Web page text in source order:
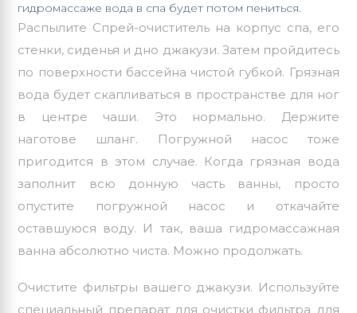
гидромассаже вода в спа будет потом пениться.
Распылите Спрей-очиститель на корпус спа, его
стенки, сиденья и дно джакузи. Затем пройдитесь
по поверхности бассейна чистой губкой. Грязная
вода будет скапливаться в пространстве для ног
в центре чаши. Это нормально. Держите
наготове шланг. Погружной насос тоже
пригодится в этом случае. Когда грязная вода
заполнит всю донную часть ванны, просто
опустите погружной насос и откачайте
оставшуюся воду. И так, ваша гидромассажная
ванна абсолютно чиста. Можно продолжать.
Очистите фильтры вашего джакузи. Используйте
специальный препарат для очистки фильтра для